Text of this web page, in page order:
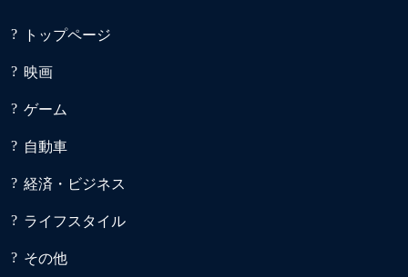
トップページ
映画
ゲーム
自動車
経済・ビジネス
ライフスタイル
その他